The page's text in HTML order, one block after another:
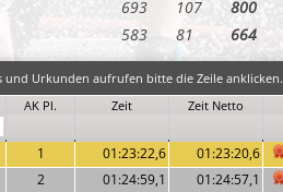
800
107
693
664
81
583
und Urkunden aufrufen bitte die Zeile anklicken.
AK Pl. Zeit Zeit Netto
1 01:23:22,6
01:23:20,6
2 01:24:59,1
01:24:57,1